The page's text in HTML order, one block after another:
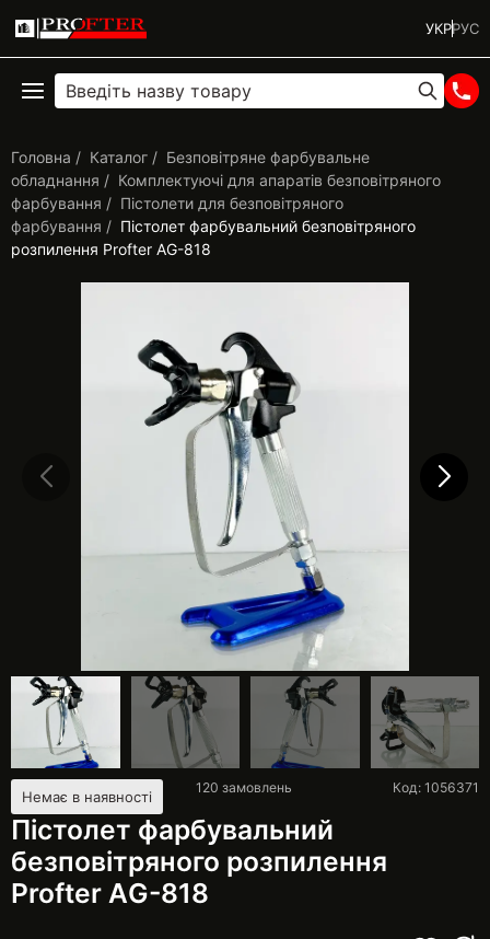
УКРРУС
Головна Каталог
Безповітряне фарбувальне
обладнання
Комплектуючі для апаратів безповітряного
фарбування
Пістолети для безповітряного
фарбування
Пістолет фарбувальний безповітряного
розпилення Profter АG-818
Немає в наявності
Пістолет фарбувальний
безповітряного розпилення
Profter АG-818
Код: 1056371
120 замовлень